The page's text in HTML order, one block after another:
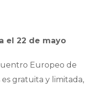
el 22 de mayo
Europeo de
gratuita y limitada,